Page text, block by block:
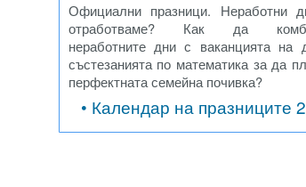
Официални празници. Неработни
отработваме? Как да
неработните дни с ваканцията на
състезанията по математика за да
перфектната семейна почивка?
• Календар на празниците